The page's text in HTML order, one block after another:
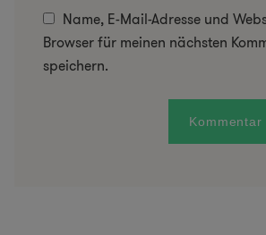
Name, E-Mail-Adresse und
Browser für meinen nächsten
speichern.